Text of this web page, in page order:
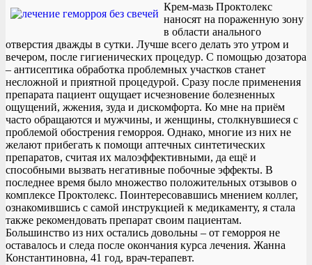
Крем-мазь Проктолекс
наносят на пораженную зону
в области анального
отверстия дважды в сутки. Лучше всего делать это утром и
вечером, после гигиенических процедур. С помощью дозатора
– антисептика обработка проблемных участков станет
несложной и приятной процедурой. Сразу после применения
препарата пациент ощущает исчезновение болезненных
ощущений, жжения, зуда и дискомфорта. Ко мне на приём
часто обращаются и мужчины, и женщины, столкнувшиеся с
проблемой обострения геморроя. Однако, многие из них не
желают прибегать к помощи аптечных синтетических
препаратов, считая их малоэффективными, да ещё и
способными вызвать негативные побочные эффекты. В
последнее время было множество положительных отзывов о
комплексе Проктолекс. Поинтересовавшись мнением коллег,
ознакомившись с самой инструкцией к медикаменту, я стала
также рекомендовать препарат своим пациентам.
Большинство из них остались довольны – от геморроя не
оставалось и следа после окончания курса лечения. Жанна
Константиновна, 41 год, врач-терапевт.